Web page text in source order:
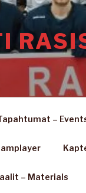
–
– Materials